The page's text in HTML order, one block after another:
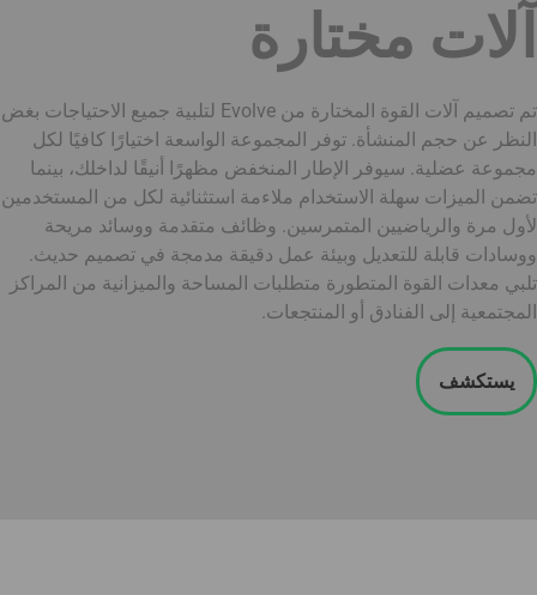
آلات مختارة
تم تصميم آلات القوة المختارة من Evolve لتلبية جميع الاحتياجات بغض
النظر عن حجم المنشأة. توفر المجموعة الواسعة اختيارًا كافيًا لكل
مجموعة عضلية. سيوفر الإطار المنخفض مظهرًا أنيقًا لداخلك، بينما
تضمن الميزات سهلة الاستخدام ملاءمة استثنائية لكل من المستخدمين
لأول مرة والرياضيين المتمرسين. وظائف متقدمة ووسائد مريحة
ووسادات قابلة للتعديل وبيئة عمل دقيقة مدمجة في تصميم حديث.
تلبي معدات القوة المتطورة متطلبات المساحة والميزانية من المراكز
المجتمعية إلى الفنادق أو المنتجعات.
يستكشف